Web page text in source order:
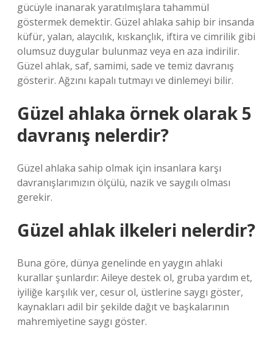
gücüyle inanarak yaratılmışlara tahammül
göstermek demektir. Güzel ahlaka sahip bir insanda
küfür, yalan, alaycılık, kıskançlık, iftira ve cimrilik gibi
olumsuz duygular bulunmaz veya en aza indirilir.
Güzel ahlak, saf, samimi, sade ve temiz davranış
gösterir. Ağzını kapalı tutmayı ve dinlemeyi bilir.
Güzel ahlaka örnek olarak 5
davranış nelerdir?
Güzel ahlaka sahip olmak için insanlara karşı
davranışlarımızın ölçülü, nazik ve saygılı olması
gerekir.
Güzel ahlak ilkeleri nelerdir?
Buna göre, dünya genelinde en yaygın ahlaki
kurallar şunlardır: Aileye destek ol, gruba yardım et,
iyiliğe karşılık ver, cesur ol, üstlerine saygı göster,
kaynakları adil bir şekilde dağıt ve başkalarının
mahremiyetine saygı göster.